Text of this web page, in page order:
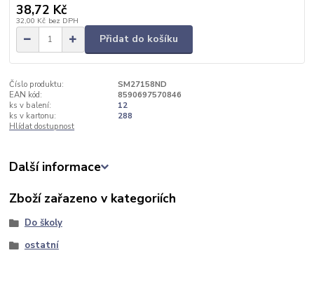
38,72 Kč
32,00 Kč bez DPH
Přidat do košíku
Číslo produktu:
SM27158ND
EAN kód:
8590697570846
ks v balení:
12
ks v kartonu:
288
Hlídat dostupnost
Další informace
Zboží zařazeno v kategoriích
Do školy
ostatní